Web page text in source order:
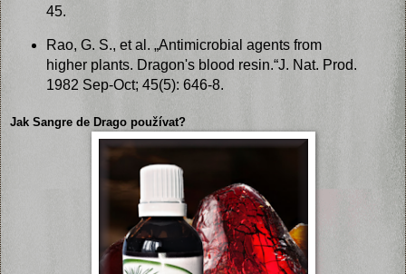
45.
Rao, G. S., et al. „Antimicrobial agents from
higher plants. Dragon's blood resin.“J. Nat. Prod.
1982 Sep-Oct; 45(5): 646-8.
Jak Sangre de Drago používat?